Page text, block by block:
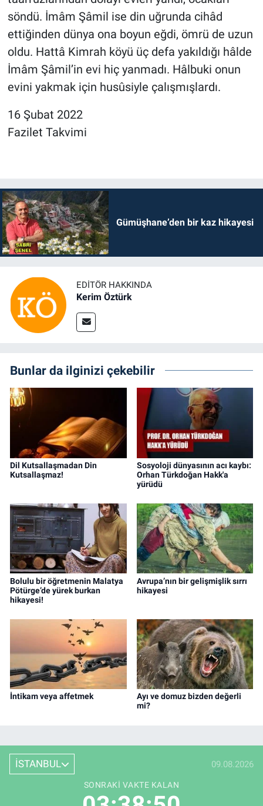
söndü. İmâm Şâmil ise din uğrunda cihâd
ettiğinden dünya ona boyun eğdi, ömrü de uzun
oldu. Hattâ Kimrah köyü üç defa yakıldığı hâlde
İmâm Şâmil’in evi hiç yanmadı. Hâlbuki onun
evini yakmak için husûsiyle çalışmışlardı.
16 Şubat 2022
Fazilet Takvimi
Gümüşhane’den bir kaz hikayesi
EDITÖR HAKKINDA
Kerim Öztürk
Bunlar da ilginizi çekebilir
Dil Kutsallaşmadan Din
Kutsallaşmaz!
Sosyoloji dünyasının acı kaybı:
Orhan Türkdoğan Hakk'a
yürüdü
Bolulu bir öğretmenin Malatya
Pötürge’de yürek burkan
hikayesi!
Avrupa’nın bir gelişmişlik sırrı
hikayesi
İntikam veya affetmek
Ayı ve domuz bizden değerli
mi?
İSTANBUL 09.08.2026
SONRAKI VAKTE KALAN